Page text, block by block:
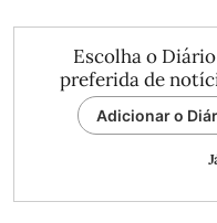
Escolha o
preferida de
Adicionar o